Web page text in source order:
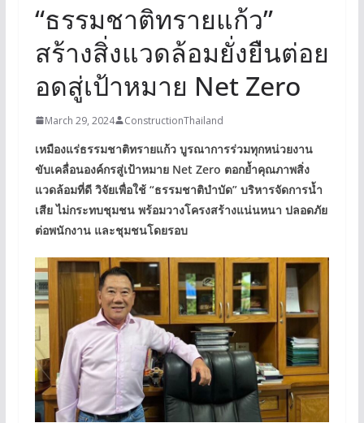
“ธรรมชาติทรายแก้ว”
สร้างสิ่งแวดล้อมยั่งยืนต่อย
อดสู่เป้าหมาย Net Zero
March 29, 2024 ConstructionThailand
เหมืองแร่ธรรมชาติทรายแก้ว บูรณาการร่วมทุกหน่วยงาน
ขับเคลื่อนองค์กรสู่เป้าหมาย Net Zero ตอกย้ำคุณภาพสิ่ง
แวดล้อมที่ดี วิจัยเพื่อใช้ “ธรรมชาติบำบัด” บริหารจัดการน้ำ
เสีย ไม่กระทบชุมชน พร้อมวางโครงสร้างแน่นหนา ปลอดภัย
ต่อพนักงาน และชุมชนโดยรอบ